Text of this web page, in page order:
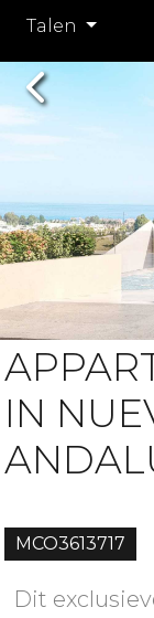
Talen
Previous
MCO3613717
IN
Dit